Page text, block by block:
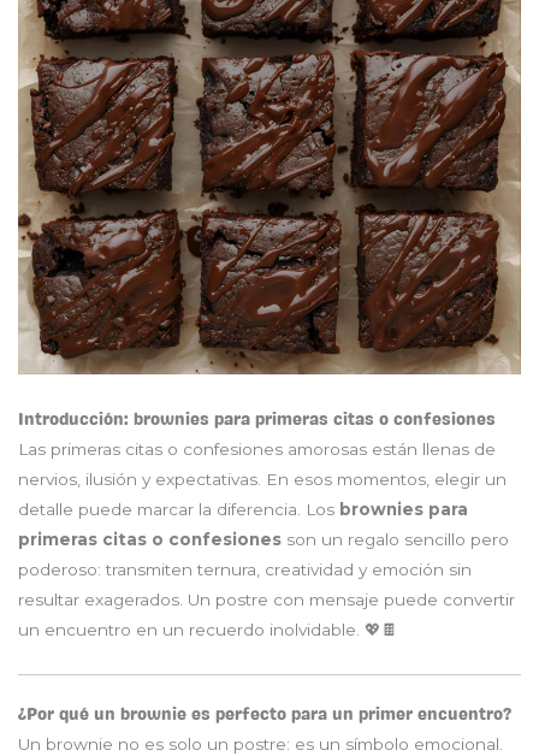
Introducción: brownies para primeras citas o confesiones
Las primeras citas o confesiones amorosas están llenas de
nervios, ilusión y expectativas. En esos momentos, elegir un
detalle puede marcar la diferencia. Los brownies para
primeras citas o confesiones son un regalo sencillo pero
poderoso: transmiten ternura, creatividad y emoción sin
resultar exagerados. Un postre con mensaje puede convertir
un encuentro en un recuerdo inolvidable. 💖🍫
¿Por qué un brownie es perfecto para un primer encuentro?
Un brownie no es solo un postre: es un símbolo emocional.